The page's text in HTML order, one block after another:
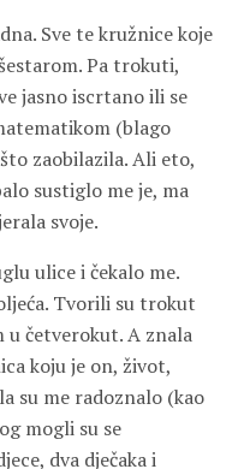
Sve te kružnice koje
Pa trokuti,
jasno iscrtano ili se
(blago
zaobilazila. Ali eto,
sustiglo me je, ma
svoje.
ulice i čekalo me.
Tvorili su trokut
u četverokut. A znala
koju je on, život,
su me radoznalo (kao
mogli su se
dva dječaka i